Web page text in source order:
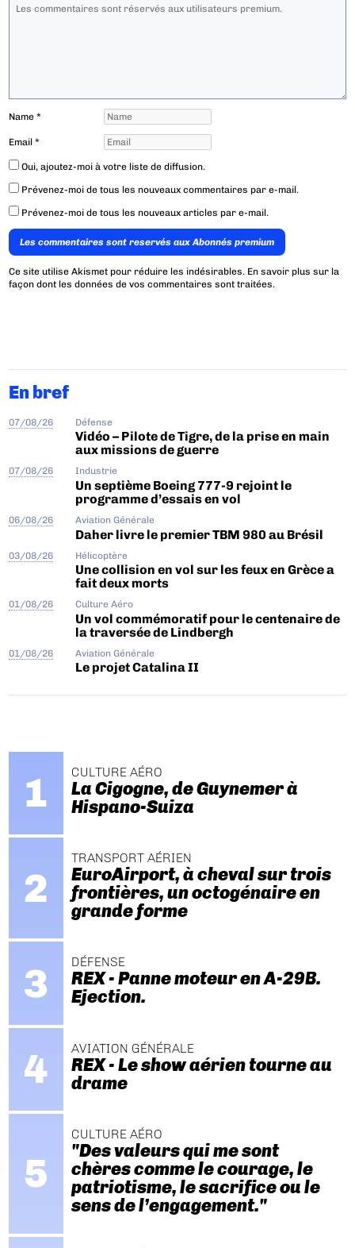
Name*
Email*
Oui, ajoutez-moi à votre liste de diffusion.
Prévenez-moi de tous les nouveaux commentaires par e-mail.
Prévenez-moi de tous les nouveaux articles par e-mail.
Les commentaires sont reservés aux Abonnés premium
Ce site utilise Akismet pour réduire les indésirables. En savoir plus sur la
façon dont les données de vos commentaires sont traitées.
En bref
07/08/26 Défense
Vidéo – Pilote de Tigre, de la prise en main
aux missions de guerre
07/08/26 Industrie
Un septième Boeing 777-9 rejoint le
programme d’essais en vol
06/08/26 Aviation Générale
Daher livre le premier TBM 980 au Brésil
03/08/26 Hélicoptère
Une collision en vol sur les feux en Grèce a
fait deux morts
01/08/26 Culture Aéro
Un vol commémoratif pour le centenaire de
la traversée de Lindbergh
01/08/26 Aviation Générale
Le projet Catalina II
CULTURE AÉRO
La Cigogne, de Guynemer à
Hispano-Suiza
TRANSPORT AÉRIEN
EuroAirport, à cheval sur trois
frontières, un octogénaire en
grande forme
DÉFENSE
REX - Panne moteur en A-29B.
Ejection.
AVIATION GÉNÉRALE
REX - Le show aérien tourne au
drame
CULTURE AÉRO
"Des valeurs qui me sont
chères comme le courage, le
patriotisme, le sacrifice ou le
sens de l’engagement."